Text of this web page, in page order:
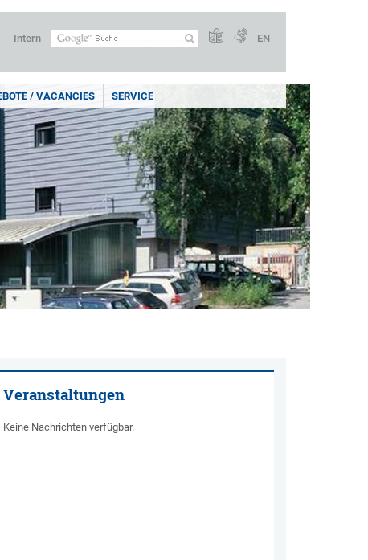
Intern EN
/ VACANCIES SERVICE
Veranstaltungen
Keine Nachrichten verfügbar.